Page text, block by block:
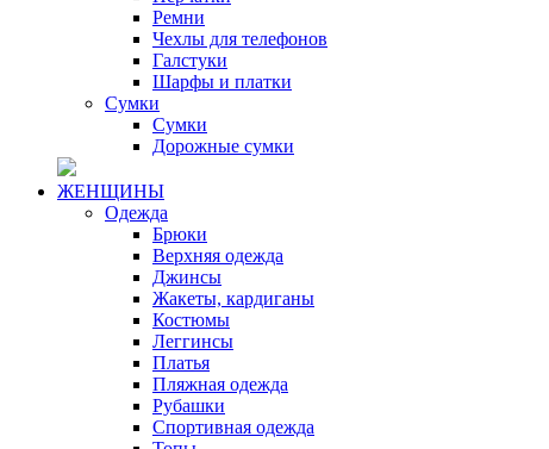
Ремни
Чехлы для телефонов
Галстуки
Шарфы и платки
Сумки
Сумки
Дорожные сумки
ЖЕНЩИНЫ
Одежда
Брюки
Верхняя одежда
Джинсы
Жакеты, кардиганы
Костюмы
Леггинсы
Платья
Пляжная одежда
Рубашки
Спортивная одежда